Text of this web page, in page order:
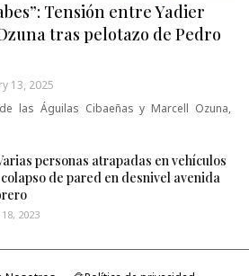
Tensión entre Yadier
tras pelotazo de Pedro
13, 2025
las Águilas Cibaeñas y Marcell Ozuna,
personas atrapadas en vehículos
de pared en desnivel avenida
2023